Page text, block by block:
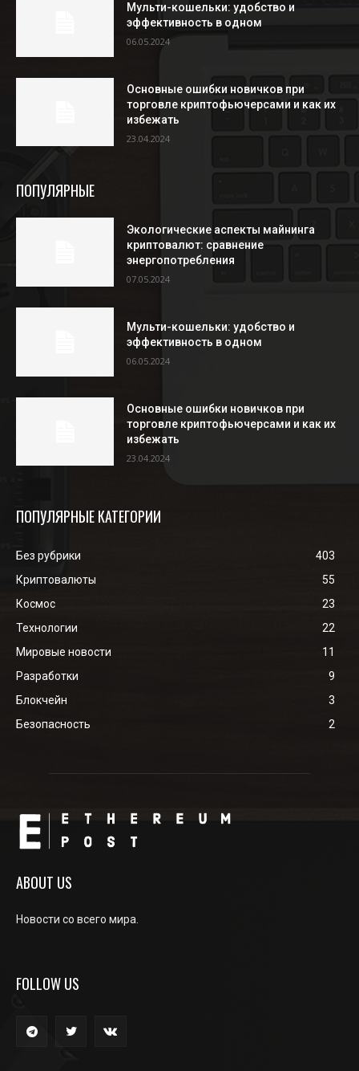
Мульти-кошельки: удобство и
эффективность в одном
06.05.2024
Основные ошибки новичков при
торговле криптофьючерсами и как их
избежать
23.04.2024
ПОПУЛЯРНЫЕ
Экологические аспекты майнинга
криптовалют: сравнение
энергопотребления
07.05.2024
Мульти-кошельки: удобство и
эффективность в одном
06.05.2024
Основные ошибки новичков при
торговле криптофьючерсами и как их
избежать
23.04.2024
ПОПУЛЯРНЫЕ КАТЕГОРИИ
Без рубрики
403
Криптовалюты
55
Космос
23
Технологии
22
Мировые новости
11
Разработки
9
Блокчейн
3
Безопасность
2
ABOUT US
Новости со всего мира.
FOLLOW US